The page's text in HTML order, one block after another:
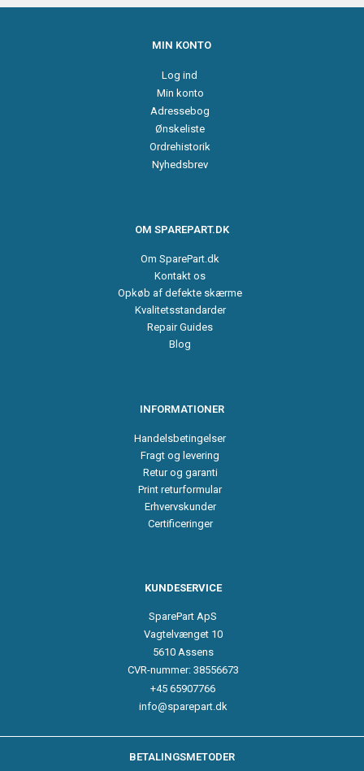
MIN KONTO
Log ind
Min konto
Adressebog
Ønskeliste
Ordrehistorik
Nyhedsbrev
OM SPAREPART.DK
Om SparePart.dk
Kontakt os
Opkøb af defekte skærme
Kvalitetsstandarder
Repair Guides
Blog
INFORMATIONER
Handelsbetingelser
Fragt og levering
Retur og garanti
Print returformular
Erhvervskunder
Certificeringer
KUNDESERVICE
SparePart ApS
Vagtelvænget 10
5610 Assens
CVR-nummer: 38556673
+45 65907766
info@sparepart.dk
BETALINGSMETODER